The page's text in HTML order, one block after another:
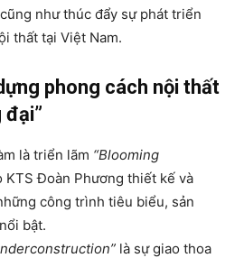
như thúc đẩy sự phát triển
thất tại Việt Nam.
phong cách nội thất
là triển lãm “Blooming
KTS Đoàn Phương thiết kế và
công trình tiêu biểu, sản
bật.
là sự giao thoa